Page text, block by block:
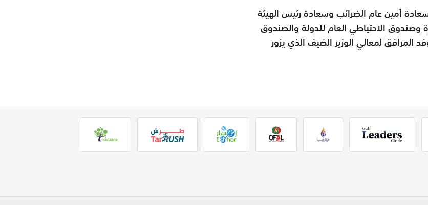
أمين عام الضرائب وسعادة رئيس الهيئة
وصندوق الاحتياطي العام للدولة والصندوق
المرافق لمعالي الوزير الضيف الذي يزور